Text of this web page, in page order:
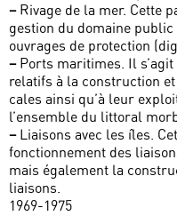
–Rivage de la mer. Cette
gestion du domaine
ouvrages de protection
–Ports maritimes. Il
relatifs à la construction
cales ainsi qu’à leur
l’ensemble du littoral
–Liaisons avec les îles.
fonctionnement des
mais également la
liaisons.
1969-1975